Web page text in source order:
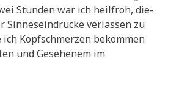
Stun­den war ich heil­froh, die­
Sin­nes­ein­drücke ver­las­sen zu
Kopf­schmer­zen bekom­men
und Gese­he­nem im